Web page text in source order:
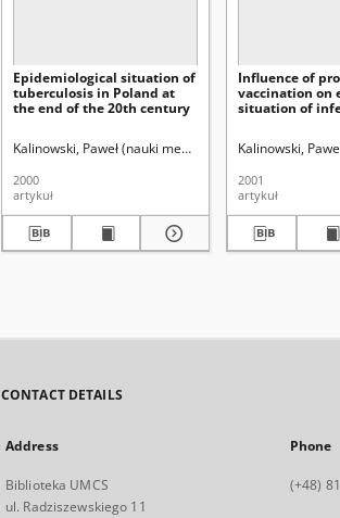
Epidemiological situation of
tuberculosis in Poland at
the end of the 20th century
Kalinowski, Paweł (nauki medyczne). Bryc, Stanisław
2000
artykuł
Influence of
vaccination on
situation of
Poland in the
Kalinowski,
2001
artykuł
CONTACT DETAILS
Address
Biblioteka UMCS
ul. Radziszewskiego 11
Phone
(+48)